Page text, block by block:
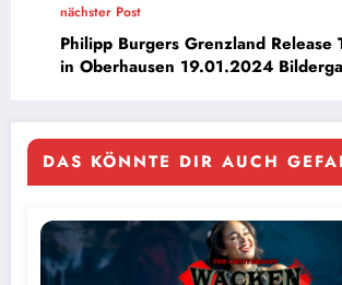
nächster Post
Philipp Burgers Grenzland Release
in Oberhausen 19.01.2024
DAS KÖNNTE DIR AUCH